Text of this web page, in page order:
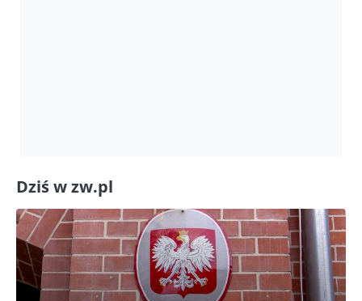
Dziś w zw.pl